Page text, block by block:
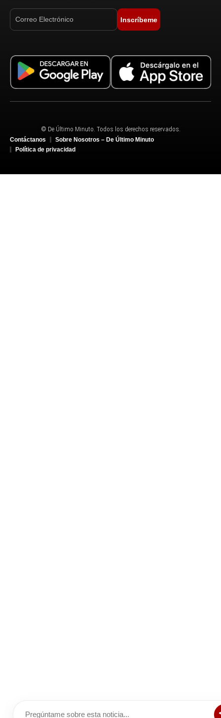
Inscríbeme
© De Último Minuto. Todos los derechos reservados.
Contáctanos
Sobre Nosotros – De Último Minuto
Política de privacidad